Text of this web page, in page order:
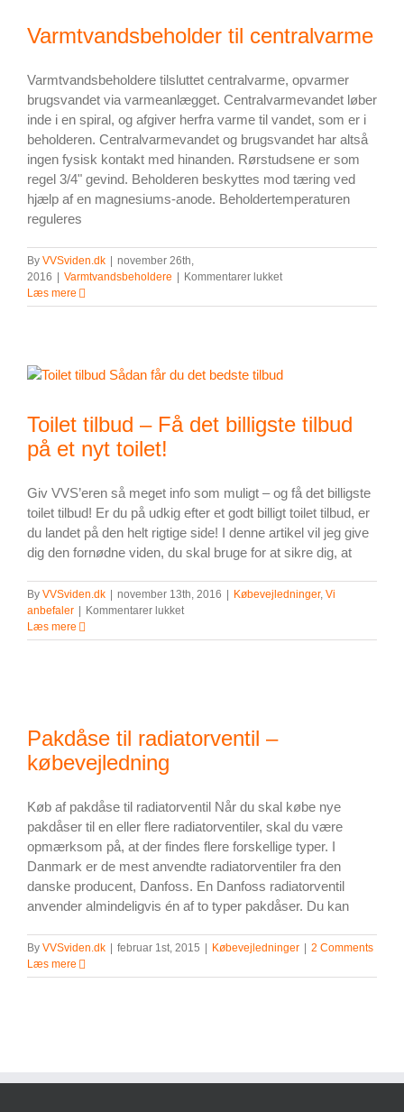
Varmtvandsbeholder til centralvarme
Varmtvandsbeholdere tilsluttet centralvarme, opvarmer
brugsvandet via varmeanlægget. Centralvarmevandet løber
inde i en spiral, og afgiver herfra varme til vandet, som er i
beholderen. Centralvarmevandet og brugsvandet har altså
ingen fysisk kontakt med hinanden. Rørstudsene er som
regel 3/4" gevind. Beholderen beskyttes mod tæring ved
hjælp af en magnesiums-anode. Beholdertemperaturen
reguleres
By VVSviden.dk
november 26th,
2016
Varmtvandsbeholdere Kommentarer lukkettil
til
Læs mere
Toilet tilbud – Få det billigste tilbud
på et nyt toilet!
Giv VVS’eren så meget info som muligt – og få det billigste
toilet tilbud! Er du på udkig efter et godt billigt toilet tilbud, er
du landet på den helt rigtige side! I denne artikel vil jeg give
dig den fornødne viden, du skal bruge for at sikre dig, at
By VVSviden.dk november 13th, 2016 Købevejledninger, Vi
anbefaler
Kommentarer lukkettil
tilbud
på
Læs mere
Pakdåse til radiatorventil –
købevejledning
Køb af pakdåse til radiatorventil Når du skal købe nye
pakdåser til en eller flere radiatorventiler, skal du være
opmærksom på, at der findes flere forskellige typer. I
Danmark er de mest anvendte radiatorventiler fra den
danske producent, Danfoss. En Danfoss radiatorventil
anvender almindeligvis én af to typer pakdåser. Du kan
By VVSviden.dk februar 1st, 2015 Købevejledninger
2 Comments
Læs mere